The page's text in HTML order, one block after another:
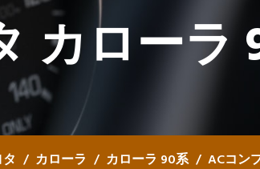
カローラ
タ カローラ カローラ 90系 ACコン